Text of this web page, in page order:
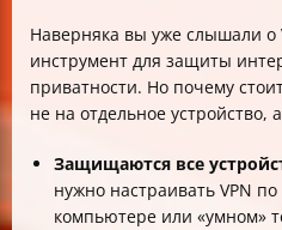
Наверняка вы уже слышали о
инструмент для защиты
приватности. Но почему
не на отдельное устройство,
Защищаются все
нужно настраивать VPN
компьютере или «умном»